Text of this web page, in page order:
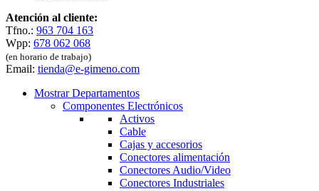
Atención al cliente:
Tfno.: 963 704 163
Wpp: 678 062 068
(en horario de trabajo)
Email: tienda@e-gimeno.com
Mostrar Departamentos
Componentes Electrónicos
Activos
Cable
Cajas y accesorios
Conectores alimentación
Conectores Audio/Video
Conectores Industriales